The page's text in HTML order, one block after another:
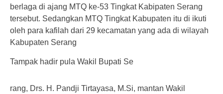
berlaga di ajang MTQ ke-53 Tingkat Kabipaten Serang
tersebut. Sedangkan MTQ Tingkat Kabupaten itu di ikuti
oleh para kafilah dari 29 kecamatan yang ada di wilayah
Kabupaten Serang
Tampak hadir pula Wakil Bupati Se
rang, Drs. H. Pandji Tirtayasa, M.Si, mantan Wakil